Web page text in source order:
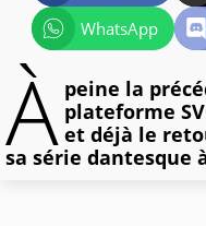
WhatsApp
À peine la
plateforme
et déjà le
sa série dantesque